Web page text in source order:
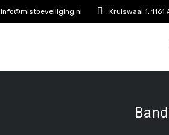
info@mistbeveiliging.nl Kruiswaal 1,